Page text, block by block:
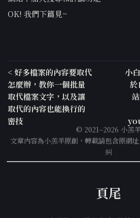
OK! 我們下篇見~
< 好多檔案的內容要取代
怎麼辦，教你一個批量
取代檔案文字，以及讓
取代的內容也能換行的
密技
小
於
© 2021–2026 小羔
文章內容為小羔羊原創，轉載請包含原網
糾
頁尾